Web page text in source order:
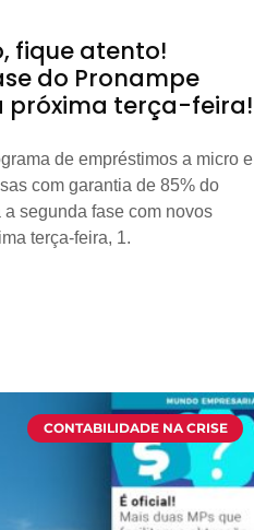
fique atento!
do Pronampe
próxima terça-feira!
de empréstimos a micro e
com garantia de 85% do
a segunda fase com novos
terça-feira, 1.
CONTABILIDADE NA CRISE